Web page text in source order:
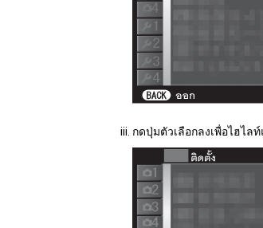
กดปุ่มตัวเลือกลงเพื่อไฮไล